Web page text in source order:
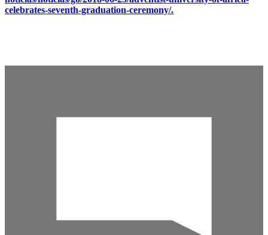
celebrates-seventh-graduation-ceremony/.